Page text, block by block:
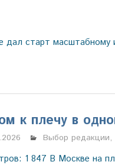
старт масштабному
к плечу в
Настя Свиридова
Выбор редакции,
1 847 В Москве на